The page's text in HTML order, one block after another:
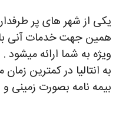
یکی از شهر های پر
همین جهت خدمات آنی
ویژه به شما ارائه میشود
به انتالیا در کمترین
بیمه نامه بصورت زمینی